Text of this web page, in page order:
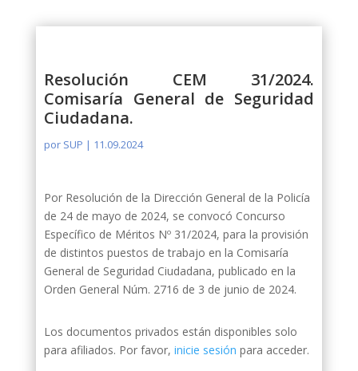
Resolución CEM 31/2024.
Comisaría General de Seguridad
Ciudadana.
por SUP | 11.09.2024
Por Resolución de la Dirección General de la Policía
de 24 de mayo de 2024, se convocó Concurso
Específico de Méritos Nº 31/2024, para la provisión
de distintos puestos de trabajo en la Comisaría
General de Seguridad Ciudadana, publicado en la
Orden General Núm. 2716 de 3 de junio de 2024.
Los documentos privados están disponibles solo
para afiliados. Por favor, inicie sesión para acceder.